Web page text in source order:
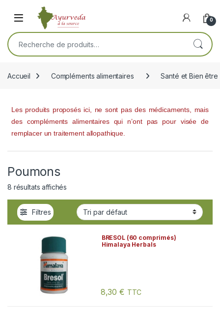
Skip to navigation
Skip to content
Open 0
Recherche pour :
Accueil Compléments alimentaires Santé et Bien être
Les produits proposés ici, ne sont pas des médicaments, mais
des compléments alimentaires qui n’ont pas pour visée de
remplacer un traitement allopathique.
Poumons
8 résultats affichés
Filtres
BRESOL (60 comprimés)
Himalaya Herbals
8,30 € TTC